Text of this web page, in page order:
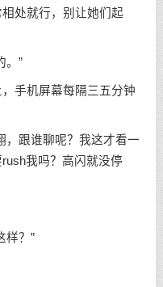
处就行，别让她们起
。”
手机屏幕每隔三五分钟
跟谁聊呢？我这才看一
我吗？高闪就没停
？”